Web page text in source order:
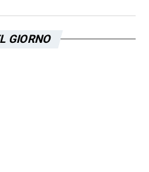
campo di
GIORNO